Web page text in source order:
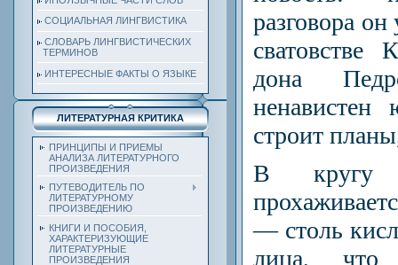
СОЦИАЛЬНАЯ ЛИНГВИСТИКА
СЛОВАРЬ ЛИНГВИСТИЧЕСКИХ
ТЕРМИНОВ
ИНТЕРЕСНЫЕ ФАКТЫ О ЯЗЫКЕ
ЛИТЕРАТУРНАЯ КРИТИКА
ПРИНЦИПЫ И ПРИЕМЫ
АНАЛИЗА ЛИТЕРАТУРНОГО
ПРОИЗВЕДЕНИЯ
ПУТЕВОДИТЕЛЬ ПО
ЛИТЕРАТУРНОМУ
ПРОИЗВЕДЕНИЮ
КНИГИ И ПОСОБИЯ,
ХАРАКТЕРИЗУЮЩИЕ
ЛИТЕРАТУРНЫЕ
ПРОИЗВЕДЕНИЯ
разговора
сватовстве
дона
строит
В кругу
— столь
лица, что